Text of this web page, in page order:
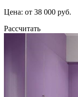
Цена: от 38 000 руб.
Рассчитать